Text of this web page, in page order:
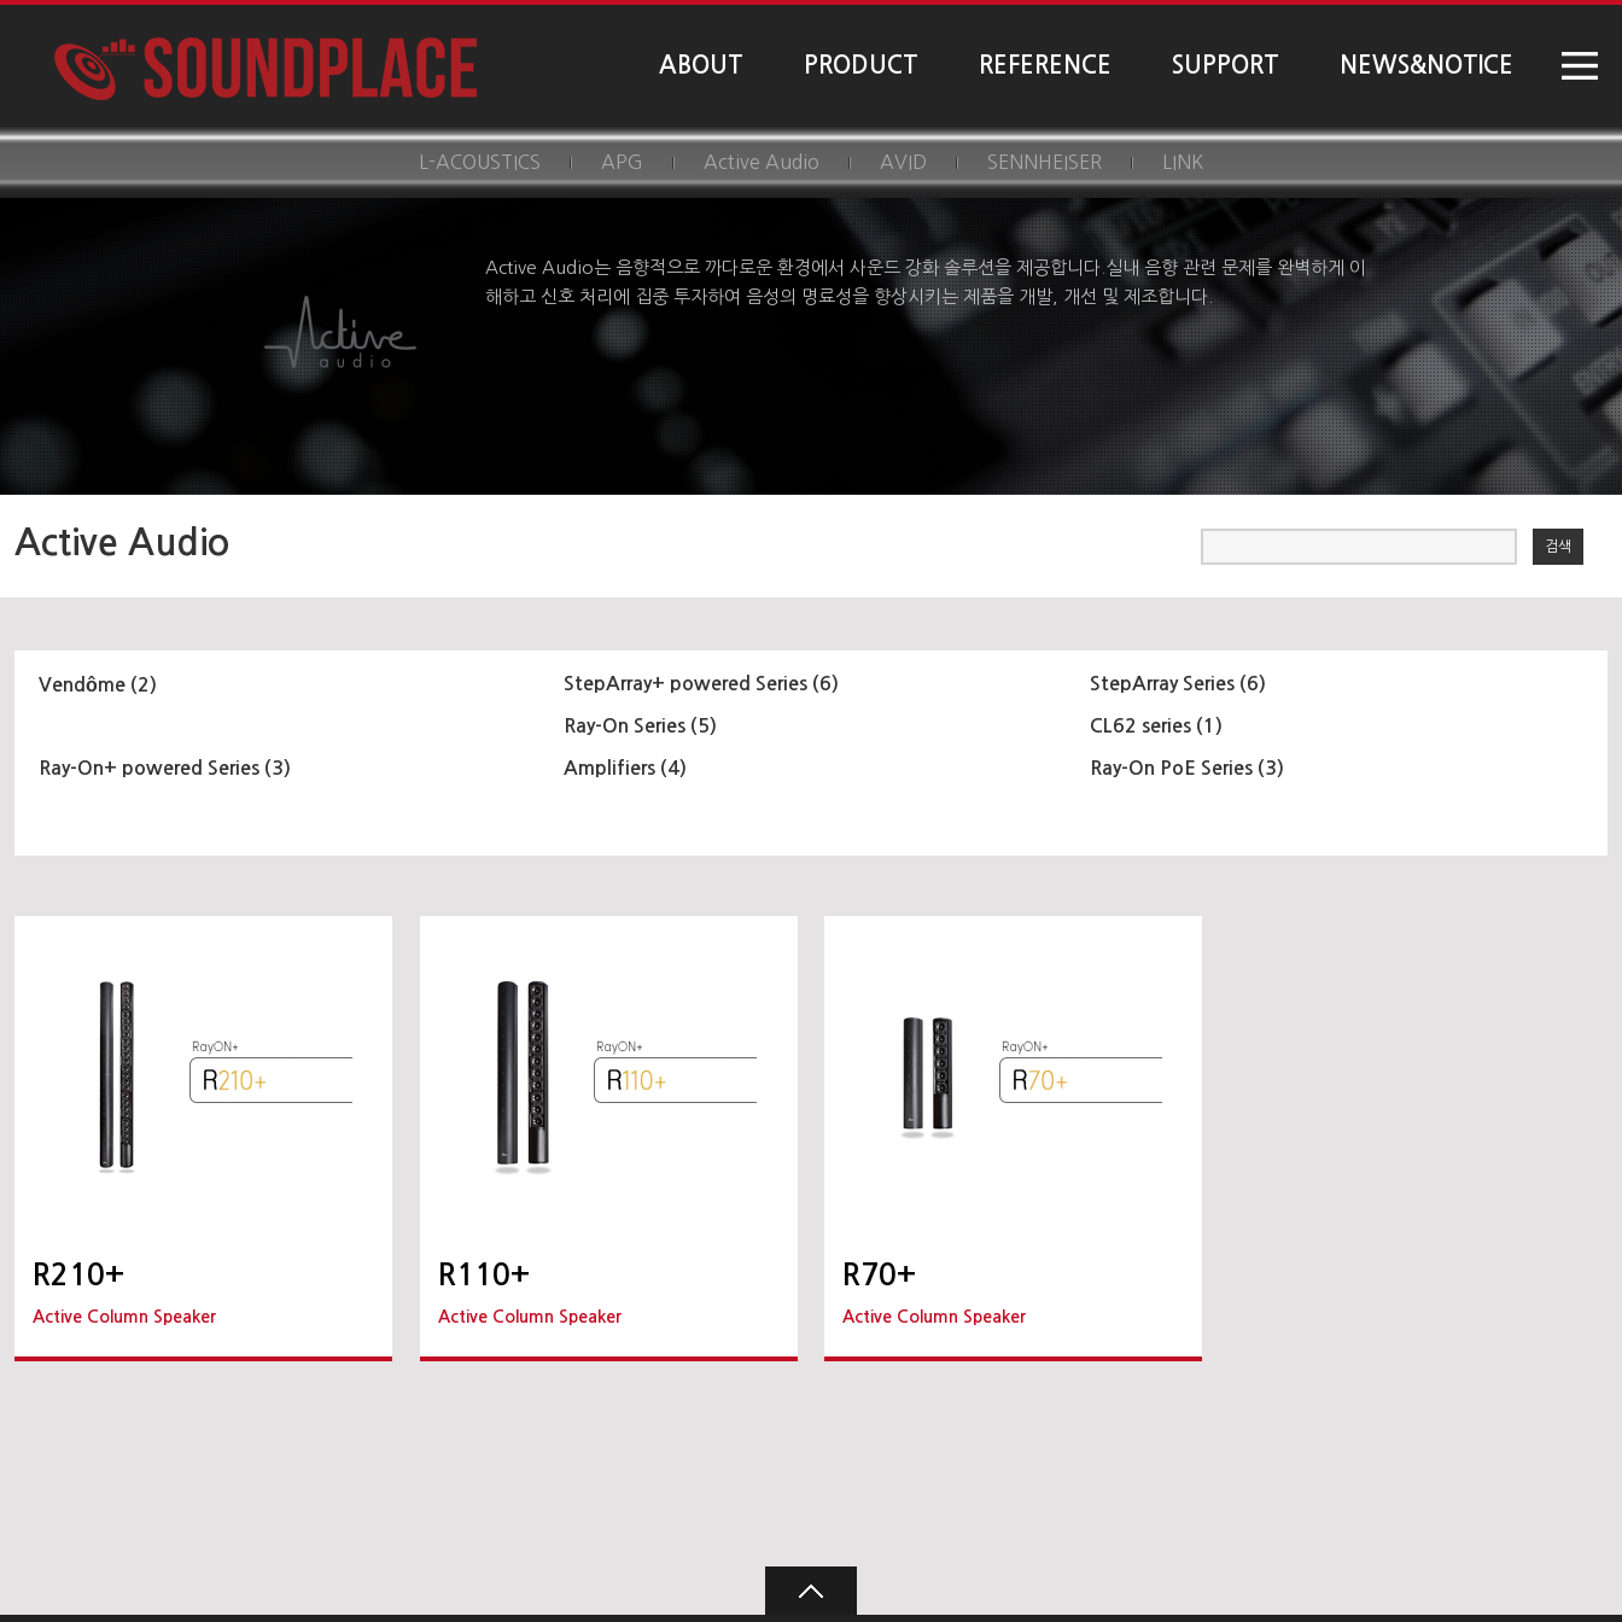
ABOUT PRODUCT REFERENCE SUPPORT NEWS&NOTICE
L-ACOUSTICS APG Active Audio AVID SENNHEISER LINK
Active Audio는 음향적으로 까다로운 환경에서 사운드 강화 솔루션을 제공합니다.실내 음향 관련 문제를 완벽하게 이
해하고 신호 처리에 집중 투자하여 음성의 명료성을 향상시키는 제품을 개발, 개선 및 제조합니다.
Active Audio 검색
Vendôme (2) StepArray+ powered Series (6) StepArray Series (6)
Ray-On Series (5) CL62 series (1)
Ray-On+ powered Series (3) Amplifiers (4) Ray-On PoE Series (3)
R210+
Active Column Speaker
R110+
Active Column Speaker
R70+
Active Column Speaker